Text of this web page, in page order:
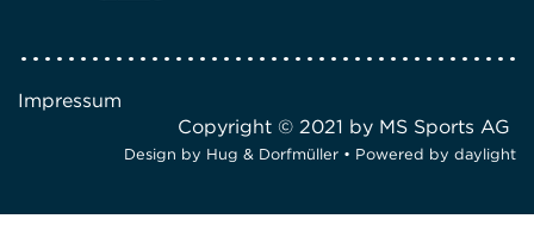
Impressum
Copyright © 2021 by MS Sports AG
Design by Hug & Dorfmüller • Powered by daylight